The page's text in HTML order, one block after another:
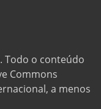
. Todo o conteúdo
Commons
a menos